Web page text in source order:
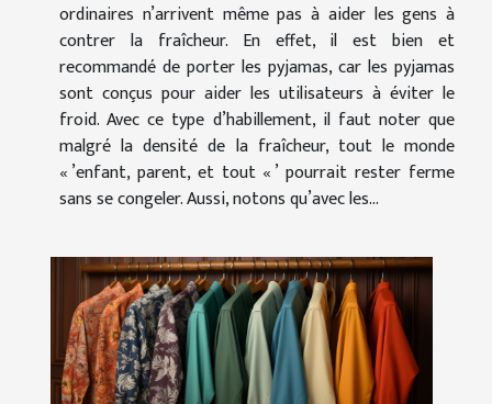
ordinaires n’arrivent même pas à aider les gens à
contrer la fraîcheur. En effet, il est bien et
recommandé de porter les pyjamas, car les pyjamas
sont conçus pour aider les utilisateurs à éviter le
froid. Avec ce type d’habillement, il faut noter que
malgré la densité de la fraîcheur, tout le monde
« ’enfant, parent, et tout « ’ pourrait rester ferme
sans se congeler. Aussi, notons qu’avec les...